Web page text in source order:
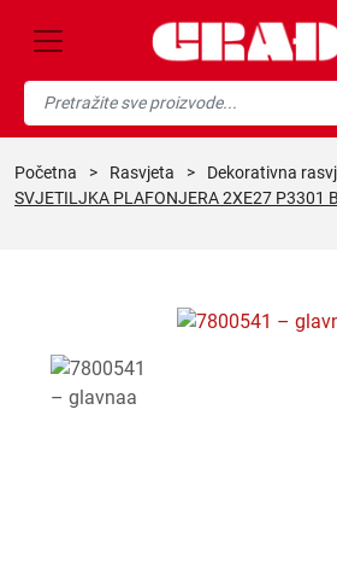
početna > rasvjeta > dekorativna
SVJETILJKA PLAFONJERA 2XE27 P3301